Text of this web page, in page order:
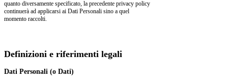
quanto diversamente specificato, la precedente privacy policy
continuerà ad applicarsi ai Dati Personali sino a quel
momento raccolti.
Definizioni e riferimenti legali
Dati Personali (o Dati)